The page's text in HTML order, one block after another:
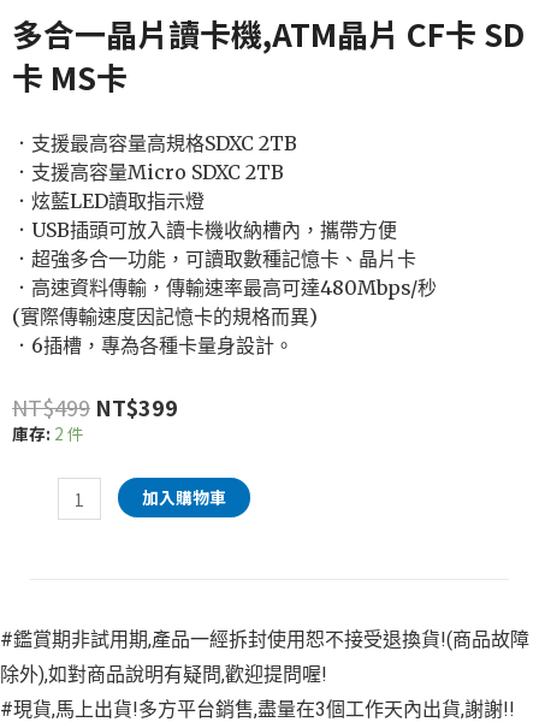
多合一晶片讀卡機,ATM晶片 CF卡 SD
卡 MS卡
．支援最高容量高規格SDXC 2TB
．支援高容量Micro SDXC 2TB
．炫藍LED讀取指示燈
．USB插頭可放入讀卡機收納槽內，攜帶方便
．超強多合一功能，可讀取數種記憶卡、晶片卡
．高速資料傳輸，傳輸速率最高可達480Mbps/秒
(實際傳輸速度因記憶卡的規格而異)
．6插槽，專為各種卡量身設計。
NT$499 NT$399
庫存: 2 件
加入購物車
#鑑賞期非試用期,產品一經拆封使用恕不接受退換貨!(商品故障
除外),如對商品說明有疑問,歡迎提問喔!
#現貨,馬上出貨!多方平台銷售,盡量在3個工作天內出貨,謝謝!!